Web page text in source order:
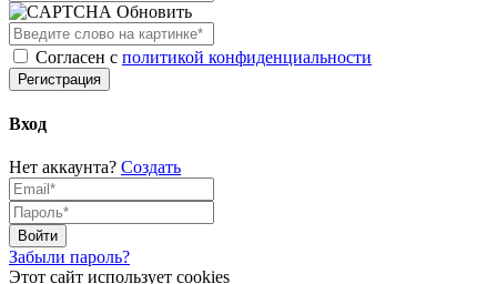
Обновить
Согласен с политикой конфиденциальности
Регистрация
Вход
Нет аккаунта? Создать
Войти
Забыли пароль?
Этот сайт использует cookies